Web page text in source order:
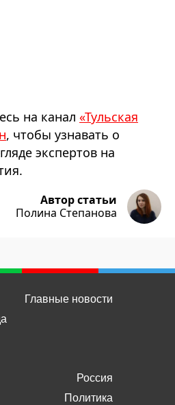
на канал «Тульская
, чтобы узнавать о
экспертов на
Автор статьи
Полина Степанова
Главные новости
Россия
Политика